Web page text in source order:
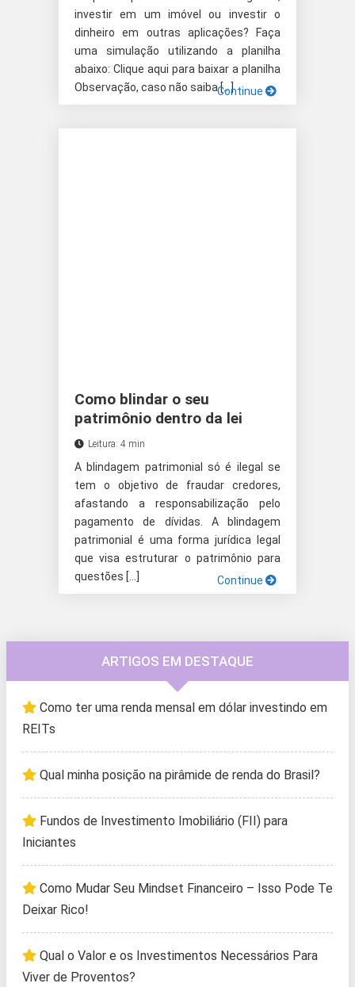
investir em um imóvel ou investir o
dinheiro em outras aplicações? Faça
uma simulação utilizando a planilha
abaixo: Clique aqui para baixar a planilha
Observação, caso não saiba […]Continue
Como blindar o seu
patrimônio dentro da lei
Leitura: 4 min
A blindagem patrimonial só é ilegal se
tem o objetivo de fraudar credores,
afastando a responsabilização pelo
pagamento de dívidas. A blindagem
patrimonial é uma forma jurídica legal
que visa estruturar o patrimônio para
questões […]
Continue
ARTIGOS EM DESTAQUE
Como ter uma renda mensal em dólar investindo em
REITs
Qual minha posição na pirâmide de renda do Brasil?
Fundos de Investimento Imobiliário (FII) para
Iniciantes
Como Mudar Seu Mindset Financeiro – Isso Pode Te
Deixar Rico!
Qual o Valor e os Investimentos Necessários Para
Viver de Proventos?